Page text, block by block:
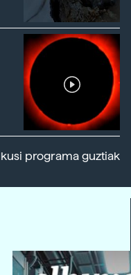
programa guztiak